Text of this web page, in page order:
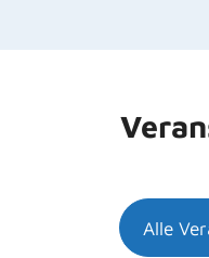
Alle